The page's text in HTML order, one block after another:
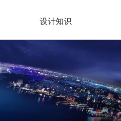
设计知识